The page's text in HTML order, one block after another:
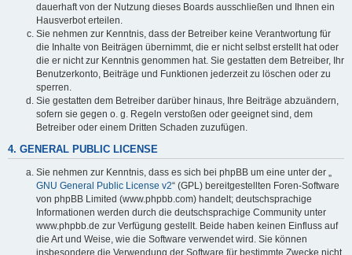
dauerhaft von der Nutzung dieses Boards ausschließen und Ihnen ein
Hausverbot erteilen.
Sie nehmen zur Kenntnis, dass der Betreiber keine Verantwortung für
die Inhalte von Beiträgen übernimmt, die er nicht selbst erstellt hat oder
die er nicht zur Kenntnis genommen hat. Sie gestatten dem Betreiber, Ihr
Benutzerkonto, Beiträge und Funktionen jederzeit zu löschen oder zu
sperren.
Sie gestatten dem Betreiber darüber hinaus, Ihre Beiträge abzuändern,
sofern sie gegen o. g. Regeln verstoßen oder geeignet sind, dem
Betreiber oder einem Dritten Schaden zuzufügen.
4. GENERAL PUBLIC LICENSE
Sie nehmen zur Kenntnis, dass es sich bei phpBB um eine unter der „
GNU General Public License v2“ (GPL) bereitgestellten Foren-Software
von phpBB Limited (www.phpbb.com) handelt; deutschsprachige
Informationen werden durch die deutschsprachige Community unter
www.phpbb.de zur Verfügung gestellt. Beide haben keinen Einfluss auf
die Art und Weise, wie die Software verwendet wird. Sie können
insbesondere die Verwendung der Software für bestimmte Zwecke nicht